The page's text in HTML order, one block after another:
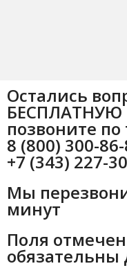
Остались
БЕСПЛАТНУЮ
позвоните
8 (800) 300-
+7 (343) 227-
Мы
минут
Поля
обязательны